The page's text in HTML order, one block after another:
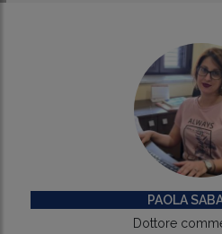
PAOLA
Dottore